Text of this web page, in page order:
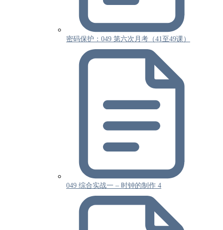
密码保护：049 第六次月考（41至49课）
049 综合实战一 – 时钟的制作 4